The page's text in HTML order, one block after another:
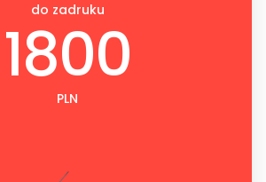
do zadruku
1800
PLN